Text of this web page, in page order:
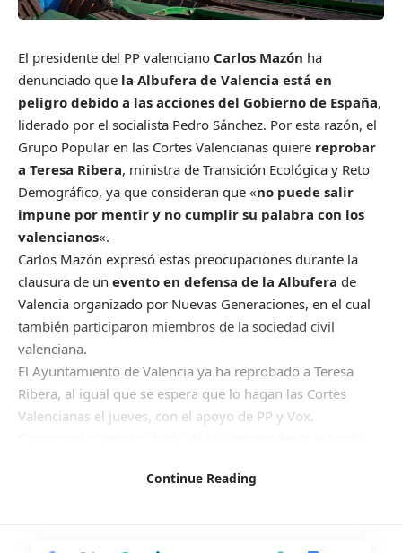
El presidente del PP valenciano Carlos Mazón ha
denunciado que la Albufera de Valencia está en
peligro debido a las acciones del Gobierno de España,
liderado por el socialista Pedro Sánchez. Por esta razón, el
Grupo Popular en las Cortes Valencianas quiere reprobar
a Teresa Ribera, ministra de Transición Ecológica y Reto
Demográfico, ya que consideran que «no puede salir
impune por mentir y no cumplir su palabra con los
valencianos«.
Carlos Mazón expresó estas preocupaciones durante la
clausura de un evento en defensa de la Albufera de
Valencia organizado por Nuevas Generaciones, en el cual
también participaron miembros de la sociedad civil
valenciana.
El Ayuntamiento de Valencia ya ha reprobado a Teresa
Ribera, al igual que se espera que lo hagan las Cortes
Valencianas el jueves, con el apoyo de PP y Vox.
reprobación en el Ayuntamiento.
Continue Reading